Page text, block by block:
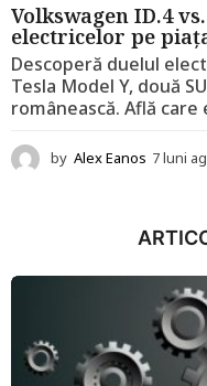
Volkswagen ID.4
electricelor pe
Descoperă duelul
Tesla Model Y, două
românească. Află
by Alex Eanos 7 luni